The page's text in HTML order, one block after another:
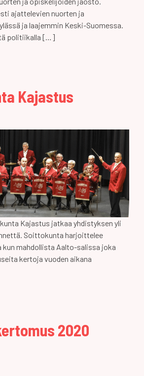
ajattelevien nuorten ja
ja laajemmin Keski-Suomessa.
politiikalla […]
Kajastus
Kajastus jatkaa yhdistyksen yli
Soittokunta harjoittelee
kun mahdollista Aalto-salissa joka
kertoja vuoden aikana
2020